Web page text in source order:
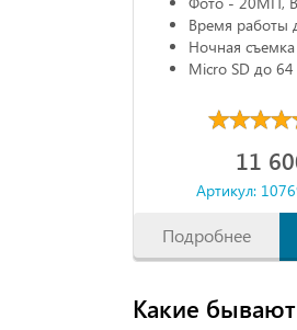
Время работы
Ночная
Micro SD до 64
11
Артикул:
Подробнее
Какие